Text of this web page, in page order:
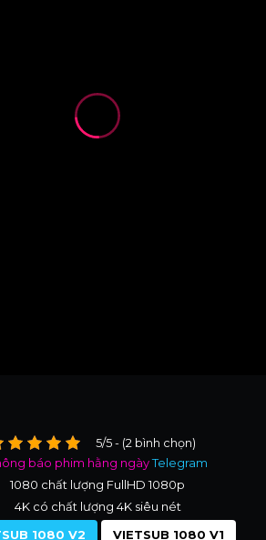
5/5 - (2 bình chọn)
báo phim hằng ngàyTelegram
1080 chất lượng FullHD 1080p
4K có chất lượng 4K siêu nét
1080 V2
VIETSUB 1080 V1